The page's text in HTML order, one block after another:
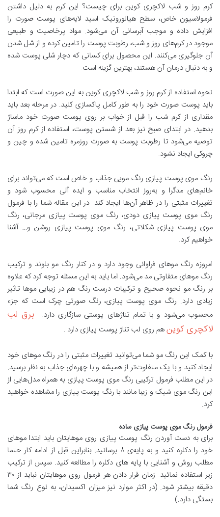
کرم روز و شب لاکچری کوین برای چیست؟ این کرم به دلیل داشتن
فرمولاسیون خاص، سطح هیالورونیک اسید لایه‌های پوست صورت را
افزایش داده و موجب آبرسانی آن می‌شود. مواد پرخاصیت و طبیعی
موجود در کرم‌های روز و شب، رطوبت پوست را تامین کرده و از شل شدن
آن جلوگیری می‌کنند. این محصول برای کسانی که دچار شلی پوست شده
و به دنبال درمان آن هستند، بهترین گزینه است.
نحوه استفاده از کرم روز و شب لاکچری کوین به این صورت است که ابتدا
باید پوست صورت خود را به طور کامل پاکسازی کنید. در مرحله بعد باید
مقداری از کرم شب را قبل از خواب بر روی پوست صورت خود ماساژ
بدهید. در ابتدای صبح نیز بعد از شستن پوست، استفاده از کرم روز آن
توصیه می‌شود تا رطوبت پوست به صورت روزمره تامین شده و چین و
چروکی ایجاد نشود.
رنگ موی پوست پیازی رنگ مویی جذاب و خاص است که می‌تواند برای
خانم‌های مدگرا و به‌روز انتخاب مناسب و ایده آلی محسوب شود و
تغییرات مثبتی را در ظاهر آن‌ها ایجاد کند. در این مقاله شما را با فرمول
رنگ موی پوست پیازی دودی، رنگ موی پوست پیازی مرجانی، رنگ
موی پوست پیازی شکلاتی، رنگ موی پوست پیازی روشن و… آشنا
خواهیم کرد.
امروزه رنگ مو‌های فراوانی وجود دارد و در کنار رنگ مو بلوند و ترکیب
رنگ مو‌های متفاوتی مد می‌شود. اما باید به این مسئله توجه کرد که علاوه
بر رنگ مو نحوه صحیح و ترکیبات درست رنگ هم در زیبایی مو‌ها تاثیر
زیادی دارد. رنگ موی پوست پیازی، رنگ صورتی چرک است که جزء
محسوب می‌شود و با تمام تناژهای پوستی سازگاری دارد. برق لب
لاکچری کوینهم روی لب تناژ پوست پیازی دارد .
با کمک این رنگ مو شما می‌توانید تغییرات مثبتی را در رنگ مو‌های خود
ایجاد کنید و با یک متفاوت‌تر از همیشه و با چهره‌ای جذاب به نظر برسید.
در این مطلب فرمول ترکیبی رنگ موی پوست پیازی به همراه مدل‌هایی از
این رنگ موی شیک و زیبا مانند با رنگ پوست پیازی را مشاهده خواهید
کرد.
فرمول رنگ موی پوست پیازی ساده
برای به دست آوردن رنگ پوست پیازی روی موهایتان باید ابتدا مو‌های
خود را دکلره کنید و به پایه‌ی ۸ برسانید. بنابراین قبل از ادامه کار حتما
مطلب روش و آشنایی با پایه های دکلره را مطالعه کنید. سپس از ترکیب
زیر استفاده نمائید. زمان قرار دادن هر فرمول روی موهایتان نباید از ۳۰
دقیقه بیشتر شود. (در اکثر موارد نیز میزان اکسیدان، به نوع رنگ شما
بستگی دارد.)